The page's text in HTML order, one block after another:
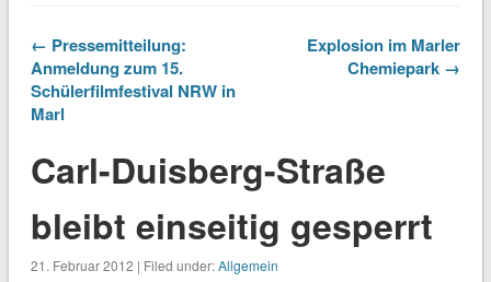
← Pressemitteilung:
Anmeldung zum 15.
Schülerfilmfestival NRW in
Marl
Explosion im Marler
Chemiepark →
Carl-Duisberg-Straße
bleibt einseitig gesperrt
21. Februar 2012 | Filed under:Allgemein